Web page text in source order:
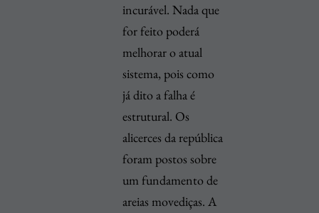
incurável. Nada que
for feito poderá
melhorar o atual
sistema, pois como
já dito a falha é
estrutural. Os
alicerces da república
foram postos sobre
um fundamento de
areias movediças. A